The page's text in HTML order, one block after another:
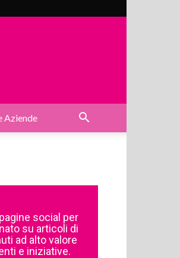
Aziende
social per
su articoli di
ad alto valore
e iniziative.